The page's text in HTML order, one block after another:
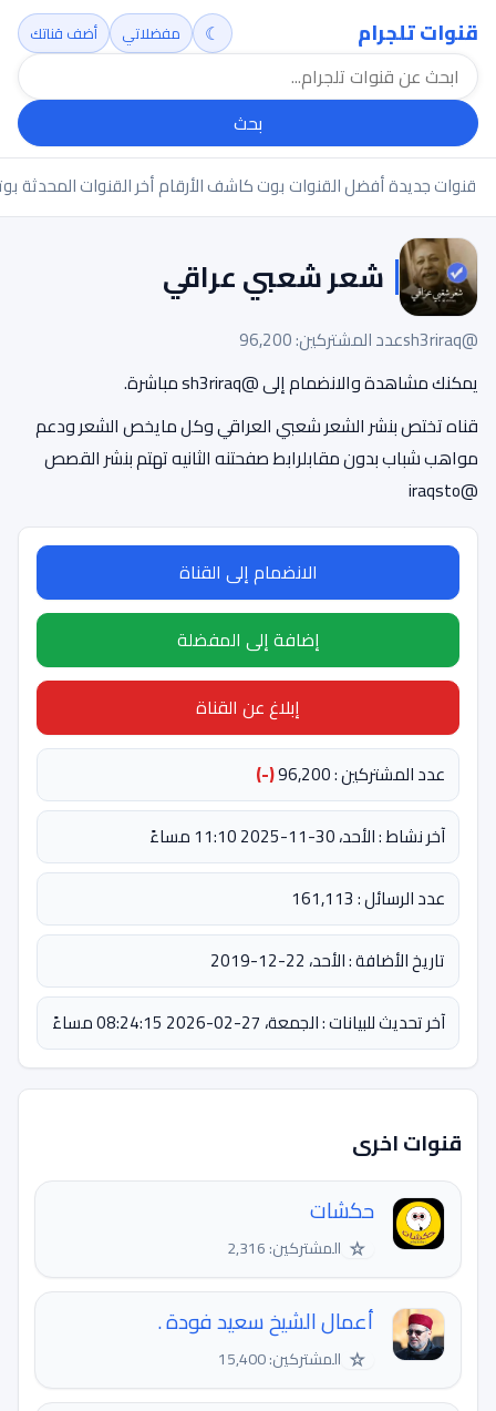
قنوات تلجرام
بحث
☾ مفضلاتي أضف قناتك
قنوات جديدةأفضل القنواتبوت كاشف الأرقامأخر القنوات المحدثة
شعر شعبي عراقي
@sh3riraq
عدد المشتركين: 96,200
يمكنك مشاهدة والانضمام إلى @sh3riraq مباشرة.
قناه تختص بنشر الشعر شعبي العراقي وكل مايخص الشعر ودعم
مواهب شباب بدون مقابلرابط صفحتنه الثانيه تهتم بنشر القصص
@iraqsto
الانضمام إلى القناة
إضافة إلى المفضلة
إبلاغ عن القناة
عدد المشتركين : 96,200
(-)
آخر نشاط : الأحد، 30-11-2025 11:10 مساءً
عدد الرسائل : 161,113
تاريخ الأضافة : الأحد، 22-12-2019
آخر تحديث للبيانات : الجمعة، 27-02-2026 08:24:15 مساءً
قنوات اخرى
حكشات
☆ المشتركين: 2,316
أعمال الشيخ سعيد فودة .
☆ المشتركين: 15,400